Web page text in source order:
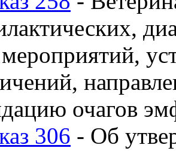
очагов
306 - Об